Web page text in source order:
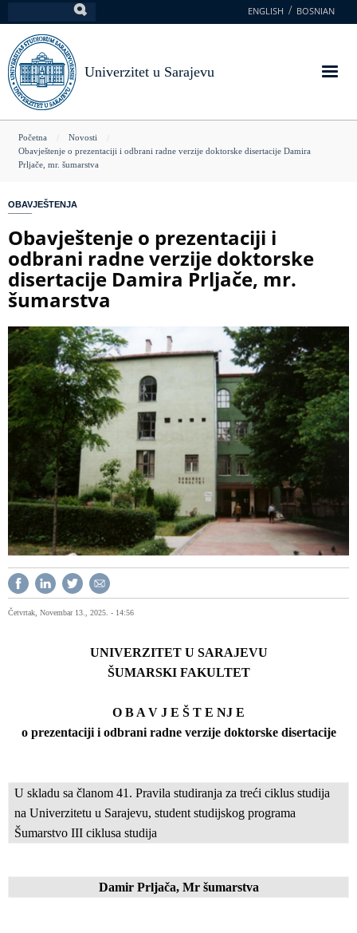
na
glavni
sadržaj
ENGLISH BOSNIAN
Univerzitet u Sarajevu
You
are
Početna
Novosti
Obavještenje o prezentaciji i odbrani radne verzije doktorske disertacije Damira
Prljače, mr. šumarstva
OBAVJEŠTENJA
Obavještenje o prezentaciji i
odbrani radne verzije doktorske
disertacije Damira Prljače, mr.
šumarstva
Četvrtak, Novembar 13., 2025. - 14:56
UNIVERZITET U SARAJEVU
ŠUMARSKI FAKULTET
O B A V J E Š T E NJ E
o prezentaciji i odbrani radne verzije doktorske disertacije
U skladu sa članom 41. Pravila studiranja za treći ciklus studija
na Univerzitetu u Sarajevu, student studijskog programa
Šumarstvo III ciklusa studija
Damir Prljača, Mr šumarstva